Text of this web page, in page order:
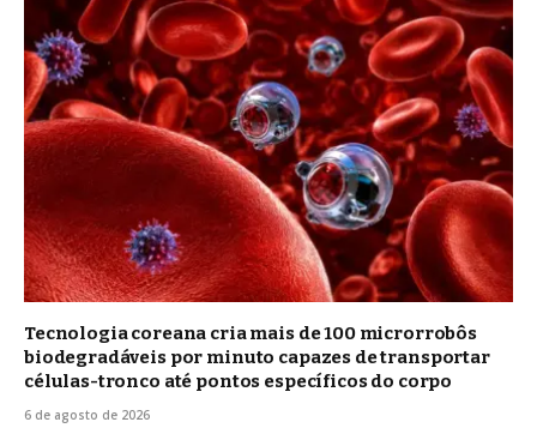
Tecnologia coreana cria mais de 100 microrrobôs
biodegradáveis por minuto capazes de transportar
células-tronco até pontos específicos do corpo
6 de agosto de 2026